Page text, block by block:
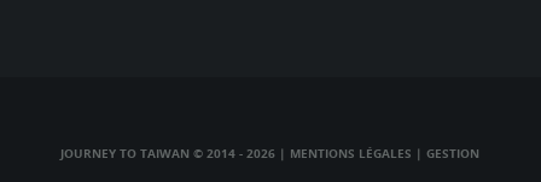
JOURNEY TO TAIWAN © 2014 - 2026 | MENTIONS LÉGALES |GESTION